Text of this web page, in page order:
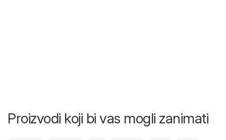
Proizvodi koji bi vas mogli zanimati